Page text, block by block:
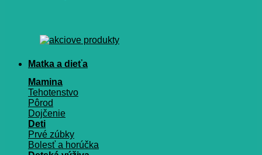
Matka a dieťa
Mamina
Tehotenstvo
Pôrod
Dojčenie
Deti
Prvé zúbky
Bolesť a horúčka